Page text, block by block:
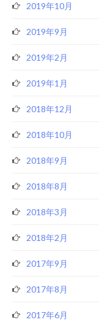
2019年10月
2019年9月
2019年2月
2019年1月
2018年12月
2018年10月
2018年9月
2018年8月
2018年3月
2018年2月
2017年9月
2017年8月
2017年6月